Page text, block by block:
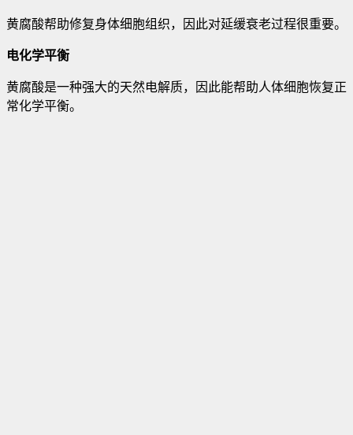
黄腐酸帮助修复身体细胞组织，因此对延缓衰老过程很重要。
电化学平衡
黄腐酸是一种强大的天然电解质，因此能帮助人体细胞恢复正
常化学平衡。